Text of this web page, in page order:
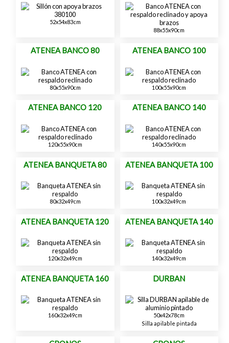
52x54x83cm
88x55x90cm
ATENEA BANCO 80
80x55x90cm
ATENEA BANCO 100
100x55x90cm
ATENEA BANCO 120
120x55x90cm
ATENEA BANCO 140
140x55x90cm
ATENEA BANQUETA 80
80x32x49cm
ATENEA BANQUETA 100
100x32x49cm
ATENEA BANQUETA 120
120x32x49cm
ATENEA BANQUETA 140
140x32x49cm
ATENEA BANQUETA 160
160x32x49cm
DURBAN
50x42x78cm
Silla apilable pintada